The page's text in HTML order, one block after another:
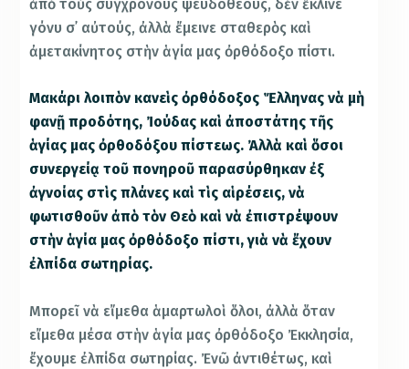
ἀπὸ τοὺς συγχρόνους ψευδοθεούς, δὲν ἔκλινε
γόνυ σ᾿ αὐτούς, ἀλλὰ ἔμεινε σταθερὸς καὶ
ἀμετακίνητος στὴν ἁγία μας ὀρθόδοξο πίστι.
Μακάρι λοιπὸν κανεὶς ὀρθόδοξος Ἕλληνας νὰ μὴ
φανῇ προδότης, Ἰούδας καὶ ἀποστάτης τῆς
ἁγίας μας ὀρθοδόξου πίστεως. Ἀλλὰ καὶ ὅσοι
συνεργείᾳ τοῦ πονηροῦ παρασύρθηκαν ἐξ
ἀγνοίας στὶς πλάνες καὶ τὶς αἱρέσεις, νὰ
φωτισθοῦν ἀπὸ τὸν Θεὸ καὶ νὰ ἐπιστρέψουν
στὴν ἁγία μας ὀρθόδοξο πίστι, γιὰ νὰ ἔχουν
ἐλπίδα σωτηρίας.
Μπορεῖ νὰ εἴμεθα ἁμαρτωλοὶ ὅλοι, ἀλλὰ ὅταν
εἴμεθα μέσα στὴν ἁγία μας ὀρθόδοξο Ἐκκλησία,
ἔχουμε ἐλπίδα σωτηρίας. Ἐνῶ ἀντιθέτως, καὶ